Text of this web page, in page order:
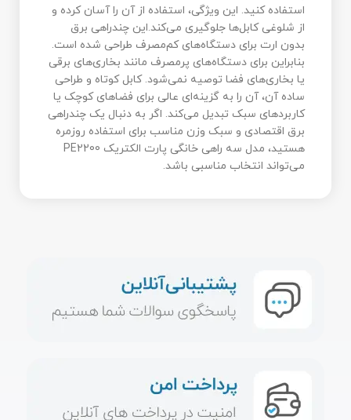
استفاده کنید. این ویژگی، استفاده از آن را آسان کرده و
از شلوغی کابل‌ها جلوگیری می‌کند.این چندراهی برق
بدون ارت برای دستگاه‌های کم‌مصرف طراحی شده است.
بنابراین برای دستگاه‌های پرمصرف مانند بخاری‌های برقی
یا بخاری‌های فضا توصیه نمی‌شود. کابل کوتاه و طراحی
ساده آن، آن را به گزینه‌ای عالی برای فضاهای کوچک یا
کاربردهای سبک تبدیل می‌کند. اگر به دنبال یک چندراهی
برق اقتصادی و سبک وزن مناسب برای استفاده روزمره
هستید، مدل سه راهی خانگی پارت الکتریک PE2200
می‌تواند انتخاب مناسبی باشد.